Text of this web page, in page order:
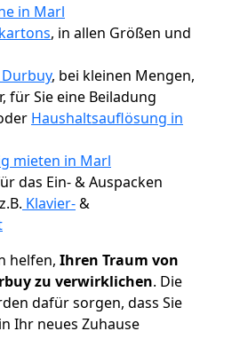
in Marl
, in allen Größen und
, bei kleinen Mengen,
für Sie eine Beiladung
Haushaltsauflösung in
mieten in Marl
das Ein- & Auspacken
Klavier-&
helfen, Ihren Traum von
zu verwirklichen. Die
dafür sorgen, dass Sie
in Ihr neues Zuhause